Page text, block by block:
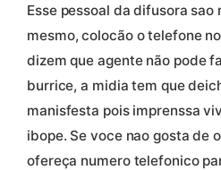
Esse pessoal da difusora
mesmo, colocão o telefone
dizem que agente não pode
burrice, a midia tem que
manisfesta pois imprenssa
ibope. Se voce nao gosta de
ofereça numero telefonico